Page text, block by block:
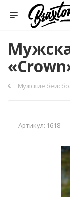
Мужские
Артикул: 1618